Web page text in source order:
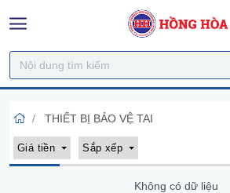
THIẾT BỊ BẢO VỆ TAI
Giá tiền Sắp xếp
Không có dữ liệu